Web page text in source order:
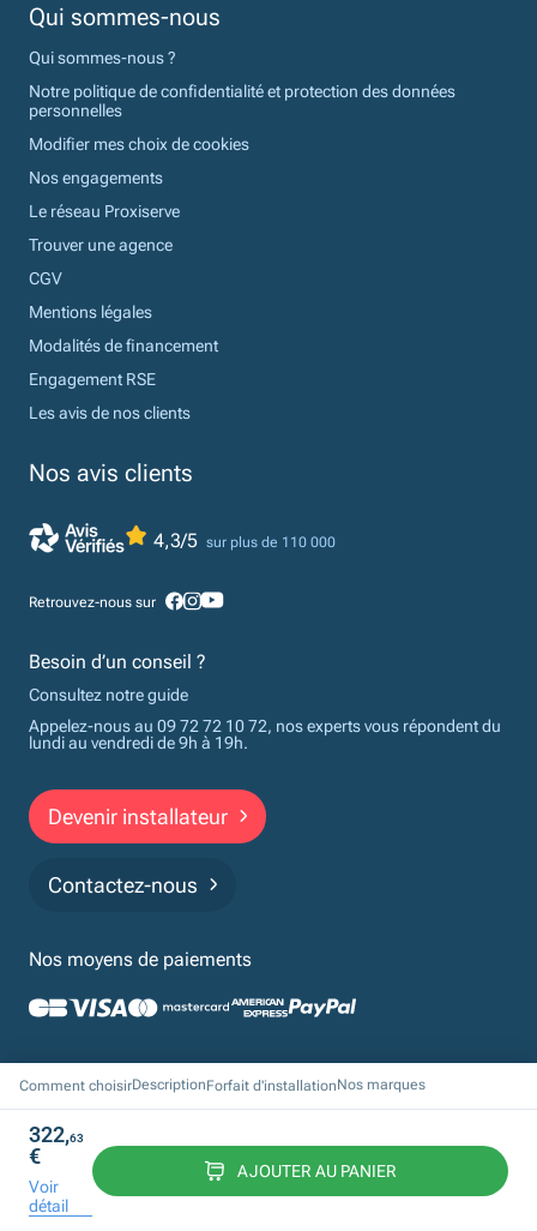
Qui sommes-nous
Qui sommes-nous ?
Notre politique de confidentialité et protection des données
personnelles
Modifier mes choix de cookies
Nos engagements
Le réseau Proxiserve
Trouver une agence
CGV
Mentions légales
Modalités de financement
Engagement RSE
Les avis de nos clients
Nos avis clients
4,3/5 sur plus de 110 000
Retrouvez-nous sur
Besoin d’un conseil ?
Consultez notre guide
Appelez-nous au 09 72 72 10 72, nos experts vous répondent du
lundi au vendredi de 9h à 19h.
Devenir installateur
Contactez-nous
Nos moyens de paiements
Politique de confidentialitéCookiesMentions légalesCGV
© 2026 Monchauffagisteprivé par Proxiserve. Tous droits réservés
Design & Développement by Tod.
Comment choisirDescriptionForfait d'installationNos marques
322,63
€
Voir
détail
AJOUTER AU PANIER